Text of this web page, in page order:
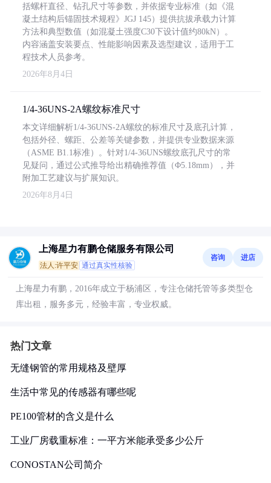
括螺杆直径、钻孔尺寸等参数，并依据专业标准（如《混
凝土结构后锚固技术规程》JGJ 145）提供抗拔承载力计算
方法和典型数值（如混凝土强度C30下设计值约80kN）。
内容涵盖安装要点、性能影响因素及选型建议，适用于工
程技术人员参考。
2026年8月4日
1/4-36UNS-2A螺纹标准尺寸
本文详细解析1/4-36UNS-2A螺纹的标准尺寸及底孔计算，
包括外径、螺距、公差等关键参数，并提供专业数据来源
（ASME B1.1标准）。针对1/4-36UNS螺纹底孔尺寸的常
见疑问，通过公式推导给出精确推荐值（Φ5.18mm），并
附加工艺建议与扩展知识。
2026年8月4日
上海星力有鹏仓储服务有限公司
法人:许平安 通过真实性核验
咨询 进店
上海星力有鹏，2016年成立于杨浦区，专注仓储托管等多类型仓
库出租，服务多元，经验丰富，专业权威。
热门文章
无缝钢管的常用规格及壁厚
生活中常见的传感器有哪些呢
PE100管材的含义是什么
工业厂房载重标准：一平方米能承受多少公斤
CONOSTAN公司简介